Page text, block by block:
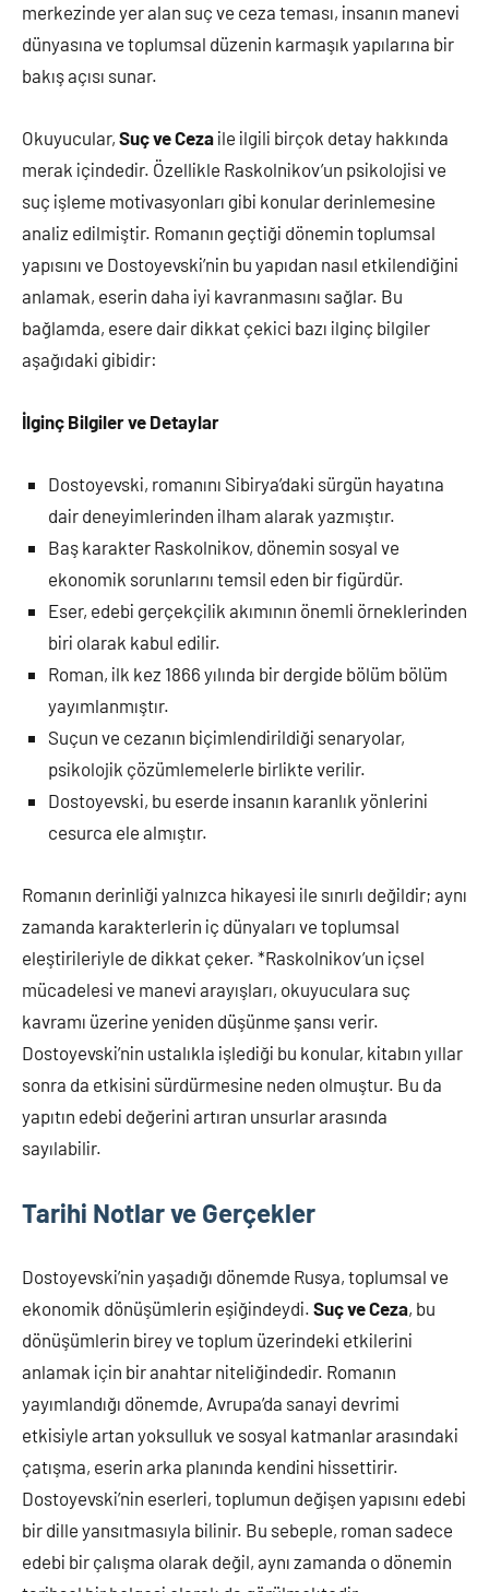
merkezinde yer alan suç ve ceza teması, insanın manevi
dünyasına ve toplumsal düzenin karmaşık yapılarına bir
bakış açısı sunar.
Okuyucular, Suç ve Ceza ile ilgili birçok detay hakkında
merak içindedir. Özellikle Raskolnikov’un psikolojisi ve
suç işleme motivasyonları gibi konular derinlemesine
analiz edilmiştir. Romanın geçtiği dönemin toplumsal
yapısını ve Dostoyevski’nin bu yapıdan nasıl etkilendiğini
anlamak, eserin daha iyi kavranmasını sağlar. Bu
bağlamda, esere dair dikkat çekici bazı ilginç bilgiler
aşağıdaki gibidir:
İlginç Bilgiler ve Detaylar
Dostoyevski, romanını Sibirya’daki sürgün hayatına
dair deneyimlerinden ilham alarak yazmıştır.
Baş karakter Raskolnikov, dönemin sosyal ve
ekonomik sorunlarını temsil eden bir figürdür.
Eser, edebi gerçekçilik akımının önemli örneklerinden
biri olarak kabul edilir.
Roman, ilk kez 1866 yılında bir dergide bölüm bölüm
yayımlanmıştır.
Suçun ve cezanın biçimlendirildiği senaryolar,
psikolojik çözümlemelerle birlikte verilir.
Dostoyevski, bu eserde insanın karanlık yönlerini
cesurca ele almıştır.
Romanın derinliği yalnızca hikayesi ile sınırlı değildir; aynı
zamanda karakterlerin iç dünyaları ve toplumsal
eleştirileriyle de dikkat çeker. *Raskolnikov’un içsel
mücadelesi ve manevi arayışları, okuyuculara suç
kavramı üzerine yeniden düşünme şansı verir.
Dostoyevski’nin ustalıkla işlediği bu konular, kitabın yıllar
sonra da etkisini sürdürmesine neden olmuştur. Bu da
yapıtın edebi değerini artıran unsurlar arasında
sayılabilir.
Tarihi Notlar ve Gerçekler
Dostoyevski’nin yaşadığı dönemde Rusya, toplumsal ve
ekonomik dönüşümlerin eşiğindeydi. Suç ve Ceza, bu
dönüşümlerin birey ve toplum üzerindeki etkilerini
anlamak için bir anahtar niteliğindedir. Romanın
yayımlandığı dönemde, Avrupa’da sanayi devrimi
etkisiyle artan yoksulluk ve sosyal katmanlar arasındaki
çatışma, eserin arka planında kendini hissettirir.
Dostoyevski’nin eserleri, toplumun değişen yapısını edebi
bir dille yansıtmasıyla bilinir. Bu sebeple, roman sadece
edebi bir çalışma olarak değil, aynı zamanda o dönemin